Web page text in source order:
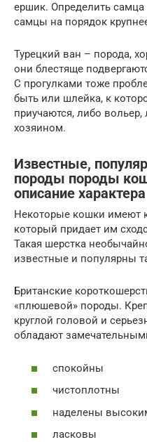
ершик. Определить самца
самцы на порядок
Турецкий ван – порода,
они блестяще
С прогулками тоже
быть или шлейка, к
приучаются, либо
хозяином.
Известные,
породы породы
описание характера
Некоторые кошки имеют
который придает им
Такая шерстка
известные и популярны
Британские
«плюшевой» породы.
круглой головой и
обладают
спокойны
чистоплотны
наделены
ласковы